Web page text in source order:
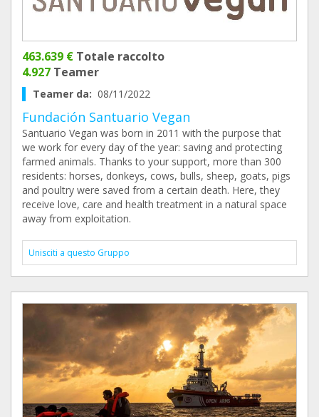
463.639 € Totale raccolto
4.927 Teamer
Teamer da: 08/11/2022
Fundación Santuario Vegan
Santuario Vegan was born in 2011 with the purpose that
we work for every day of the year: saving and protecting
farmed animals. Thanks to your support, more than 300
residents: horses, donkeys, cows, bulls, sheep, goats, pigs
and poultry were saved from a certain death. Here, they
receive love, care and health treatment in a natural space
away from exploitation.
Unisciti a questo Gruppo